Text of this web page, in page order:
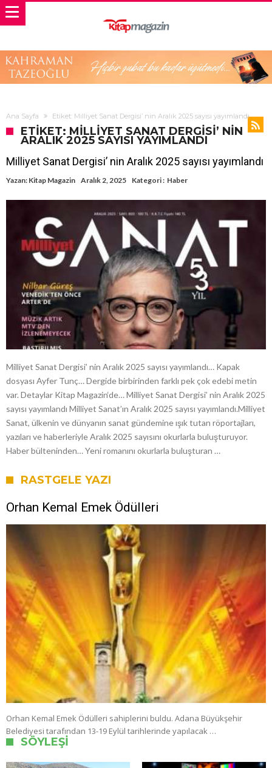
Ana Sayfa Etiket: Milliyet Sanat Dergisi’ nin Aralık 2025 sayısı yayımlandı
ETIKET: MILLIYET SANAT DERGISI’ NIN
ARALIK 2025 SAYISI YAYIMLANDI
Milliyet Sanat Dergisi’ nin Aralık 2025 sayısı yayımlandı
Yazan: Kitap Magazin Aralık 2, 2025 Kategori : Haber
Milliyet Sanat Dergisi’ nin Aralık 2025 sayısı yayımlandı… Kapak
dosyası Ayfer Tunç… Dergide birbirinden farklı pek çok edebi metin
var. Detaylar Kitap Magazin‘de… Milliyet Sanat Dergisi’ nin Aralık 2025
sayısı yayımlandı Milliyet Sanat’ın Aralık 2025 sayısı yayımlandı.Milliyet
Sanat, ülkenin ve dünyanın sanat gündemine ışık tutan röportajları,
yazıları ve haberleriyle Aralık 2025 sayısını okurlarla buluşturuyor.
Haber bülteninden… Yeni romanını okurlarla buluşturan …
RASTGELE YAZI
Orhan Kemal Emek Ödülleri
Orhan Kemal Emek Ödülleri sahiplerini buldu. Adana Büyükşehir
Belediyesi tarafından 13-19 Eylül tarihlerinde yapılacak …
SÖYLEŞI